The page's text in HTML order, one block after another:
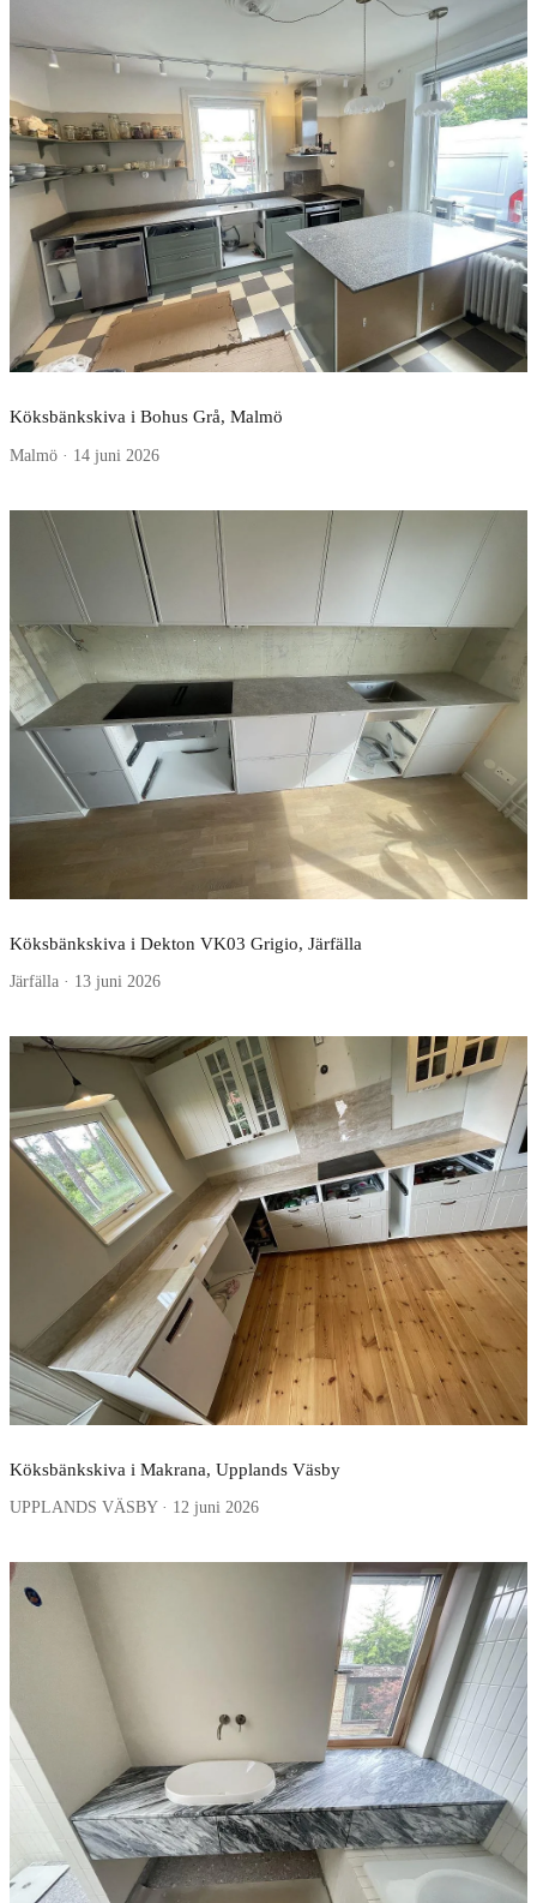
Köksbänkskiva i Bohus Grå, Malmö
Malmö · 14 juni 2026
Köksbänkskiva i Dekton VK03 Grigio, Järfälla
Järfälla · 13 juni 2026
Köksbänkskiva i Makrana, Upplands Väsby
UPPLANDS VÄSBY · 12 juni 2026